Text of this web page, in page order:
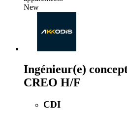
New
Ingénieur(e)
CREO H/F
CDI